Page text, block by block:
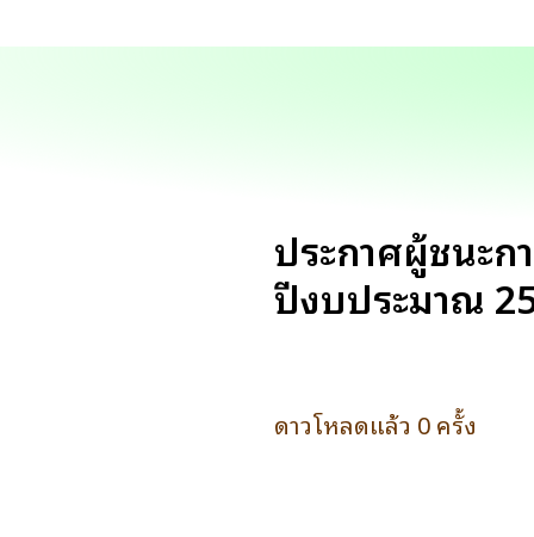
ประกาศผู้ชนะ
ปีงบประมาณ
ดาวโหลดแล้ว 0 ครั้ง